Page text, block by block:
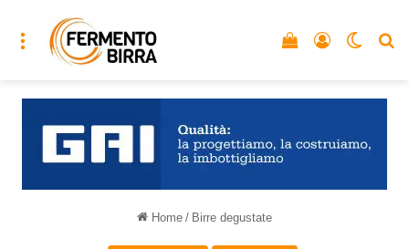
Menu Accedi
Vedi il carrello
Home / Birre degustate